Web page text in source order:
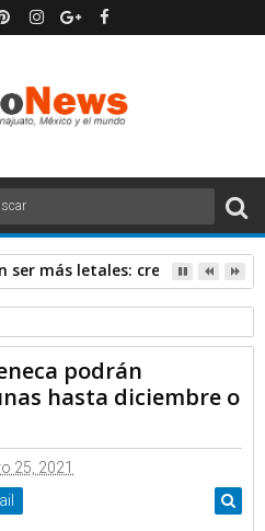
ser más letales: creadora de
vacunas hasta diciembre
podrán
hasta diciembre o
25, 2021